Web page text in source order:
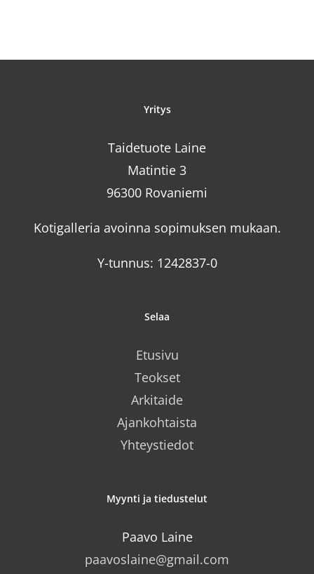
Yritys
Taidetuote Laine
Matintie 3
96300 Rovaniemi
Kotigalleria avoinna sopimuksen mukaan.
Y-tunnus: 1242837-0
Selaa
Etusivu
Teokset
Arkitaide
Ajankohtaista
Yhteystiedot
Myynti ja tiedustelut
Paavo Laine
paavoslaine@gmail.com